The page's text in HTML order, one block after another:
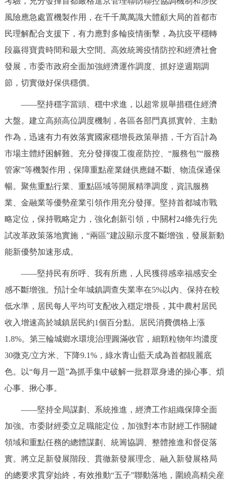
風險應急處置機製作用，在千千萬萬識大體顧大局的首都市
民理解配合支援下，有力應對多輪疫情衝擊，為抗疫平穩轉
段贏得寶貴時間和最大空間。高效統籌疫情防控和經濟社會
發展，市委市政府全面加強經濟運作調度、抓好逆週期調
節，切實做好保供穩價。
——堅持穩字當頭、穩中求進，以超常規舉措穩住經濟
大盤。建立高頻高位調度機制，各區各部門真抓實幹、主動
作為，迅速有力有效落實國家穩增長政策舉措，千方百計為
市場主體紓困解難。充分發揮復工復産防控、“服務包”“服務
管家”等機製作用，保障重點産業鏈供應鏈不斷、物流保通保
暢。聚焦重點行業、重點區域等開展精準調度，資訊服務
業、金融業等優勢産業引領作用充分發揮。堅持首都城市戰
略定位，保持戰略定力，強化創新引領，中關村24條先行先
試改革政策落地實施，“兩區”建設顯示度不斷增強，發展新動
能新優勢加速形成。
——堅持民有所呼、我有所應，人民獲得感幸福感安全
感不斷增強。預計全年城鎮調查失業率在5%以內、保持在較
低水準，居民每人平均可支配收入穩定增長，其中農村居民
收入增速高於城鎮居民約1個百分點。居民消費價格上漲
1.8%。第三輪城鄉水環境治理圓滿收官，細顆粒物年均濃度
30微克/立方米、下降9.1%，綠水青山藍天成為首都靚麗底
色。以“每月一題”為抓手集中破解一批群眾身邊的操心事、煩
心事、揪心事。
——堅持全局謀劃、系統推進，經濟工作組織保障全面
加強。市委財經委立足職能定位，加強對本市財經工作關鍵
領域和重點任務的總體謀劃、統籌協調、整體推進和督促落
實。將立足新發展階段、貫徹新發展理念、融入新發展格局
的總要求貫穿始終，有效推動“五子”聯動落地，圍繞高精尖産